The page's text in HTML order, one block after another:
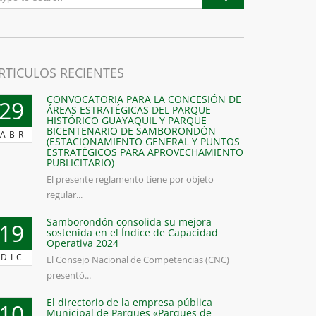
RECIENTES
ABR
CONVOCATORIA PARA LA CONCESIÓN DE
ÁREAS ESTRATÉGICAS DEL PARQUE
HISTÓRICO GUAYAQUIL Y PARQUE
BICENTENARIO DE SAMBORONDÓN
(ESTACIONAMIENTO GENERAL Y PUNTOS
ESTRATÉGICOS PARA APROVECHAMIENTO
PUBLICITARIO)
El presente reglamento tiene por objeto
regular...
DIC
Samborondón consolida su mejora
sostenida en el Índice de Capacidad
Operativa 2024
El Consejo Nacional de Competencias (CNC)
presentó...
El directorio de la empresa pública
Municipal de Parques «Parques de